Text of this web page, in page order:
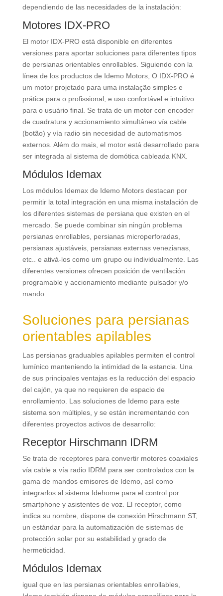
dependiendo de las necesidades de la instalación:
Motores IDX-PRO
El motor IDX-PRO está disponible en diferentes
versiones para aportar soluciones para diferentes tipos
de persianas orientables enrollables. Siguiendo con la
línea de los productos de Idemo Motors, O IDX-PRO é
um motor projetado para uma instalação simples e
prática para o profissional, e uso confortável e intuitivo
para o usuário final. Se trata de un motor con encoder
de cuadratura y accionamiento simultáneo vía cable
(botão) y vía radio sin necesidad de automatismos
externos. Além do mais, el motor está desarrollado para
ser integrada al sistema de domótica cableada KNX.
Módulos Idemax
Los módulos Idemax de Idemo Motors destacan por
permitir la total integración en una misma instalación de
los diferentes sistemas de persiana que existen en el
mercado. Se puede combinar sin ningún problema
persianas enrollables, persianas microperforadas,
persianas ajustáveis, persianas externas venezianas,
etc.. e ativá-los como um grupo ou individualmente. Las
diferentes versiones ofrecen posición de ventilación
programable y accionamiento mediante pulsador y/o
mando.
Soluciones para persianas
orientables apilables
Las persianas graduables apilables permiten el control
lumínico manteniendo la intimidad de la estancia
Una
de sus principales ventajas es la reducción del espacio
del cajón ya que no requieren de espacio de
enrollamiento. Las soluciones de Idemo para este
sistema son múltiples, y se están incrementando con
diferentes proyectos activos de desarrollo:
Receptor Hirschmann IDRM
Se trata de receptores para convertir motores coaxiales
vía cable a vía radio IDRM para ser controlados con la
gama de mandos emisores de Idemo, así como
integrarlos al sistema Idehome para el control por
smartphone y asistentes de voz. El receptor, como
indica su nombre dispone de conexión Hirschmann ST,
un estándar para la automatización de sistemas de
protección solar por su estabilidad y grado de
hermeticidad
Módulos Idemax
igual que en las persianas orientables enrollables,